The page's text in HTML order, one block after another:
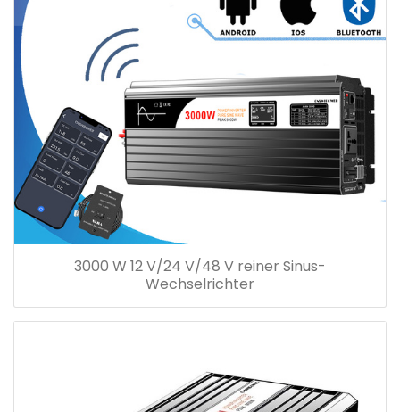
3000 W 12 V/24 V/48 V reiner Sinus-
Wechselrichter